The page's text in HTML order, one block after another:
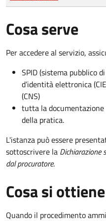
Cosa serve
Per accedere al servizio,
SPID (sistema pubblico
d’identità elettronica
(CNS)
tutta la
della pratica.
L'istanza può essere
sottoscrivere la Dichiarazione
dal procuratore.
Cosa si ottiene
Quando il procedimento